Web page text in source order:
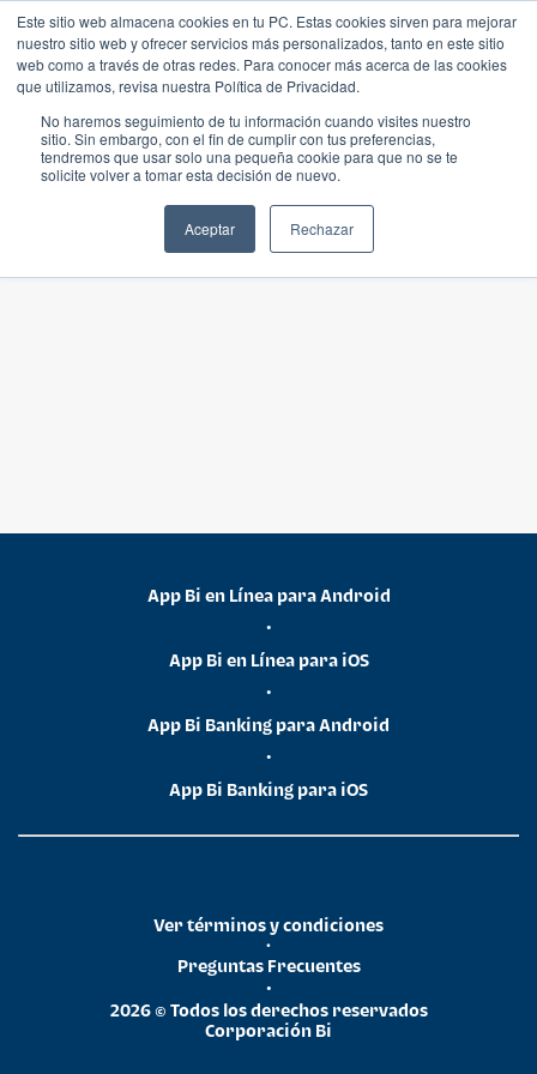
Este sitio web almacena cookies en tu PC. Estas cookies sirven para mejorar
nuestro sitio web y ofrecer servicios más personalizados, tanto en este sitio
web como a través de otras redes. Para conocer más acerca de las cookies
que utilizamos, revisa nuestra Política de Privacidad.
No haremos seguimiento de tu información cuando visites nuestro
sitio. Sin embargo, con el fin de cumplir con tus preferencias,
tendremos que usar solo una pequeña cookie para que no se te
solicite volver a tomar esta decisión de nuevo.
Aceptar Rechazar
App Bi en Línea para Android
•
App Bi en Línea para iOS
•
App Bi Banking para Android
•
App Bi Banking para iOS
2026 © Todos los derechos reservados
Corporación Bi
•
Preguntas Frecuentes
•
Ver términos y condiciones